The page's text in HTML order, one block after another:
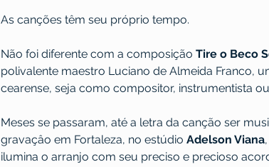
As canções têm seu próprio tempo.
Não foi diferente com a composição Tire o Beco
polivalente maestro Luciano de Almeida Franco,
cearense, seja como compositor, instrumentista
Meses se passaram, até a letra da canção ser
gravaçâo em Fortaleza, no estúdio Adelson Viana
ilumina o arranjo com seu preciso e precioso